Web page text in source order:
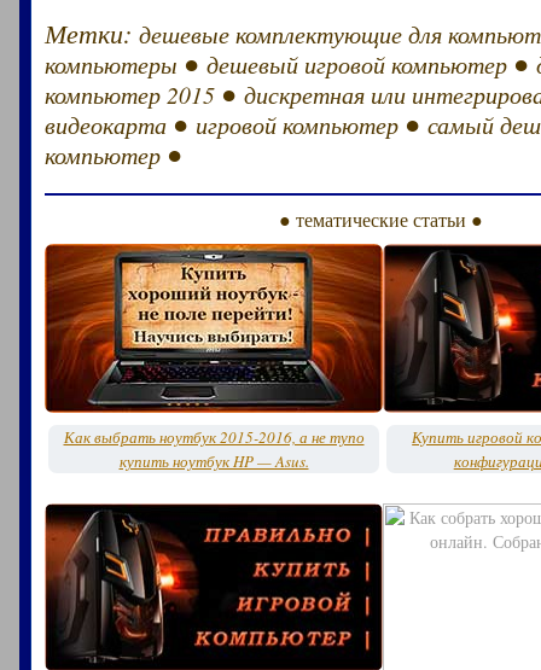
Метки:дешевые комплектующие для
компьютеры ●дешевый игровой компьютер ●
компьютер 2015 ●дискретная или
видеокарта ● игровой компьютер ●самый
компьютер ●
● тематические статьи ●
Как выбрать ноутбук 2015-2016, а не тупо
купить ноутбук HP — Asus.
Купить игровой